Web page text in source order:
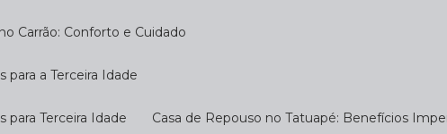
Carrão: Conforto e Cuidado
para a Terceira Idade
para Terceira Idade Casa de Repouso no Tatuapé: Benefícios